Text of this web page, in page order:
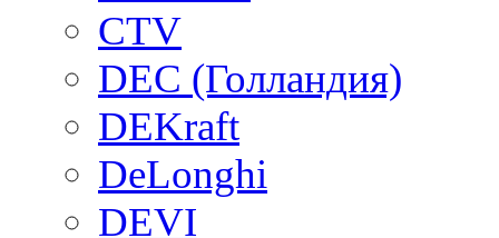
CTV
DEC (Голландия)
DEKraft
DeLonghi
DEVI